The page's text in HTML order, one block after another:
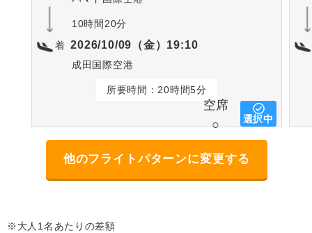
10時間20分
着 2026/10/09（金）19:10
成田国際空港
所要時間：20時間5分
空席
○
選択中
他のフライトパターンに変更する
※大人1名あたりの差額